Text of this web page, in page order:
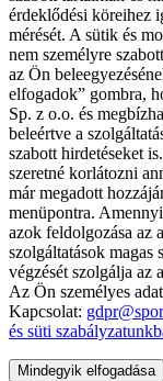
érdeklődési köreihez
mérését. A sütik és
nem személyre
az Ön
elfogadok” gombra,
Sp. z o.o. és
beleértve a
szabott hirdetéseket
szeretné korlátozni
már megadott
menüpontra.
azok feldolgozása az
szolgáltatások magas
végzését szolgálja az
Az Ön személyes
Kapcsolat:
és süti
Mindegyik elfogadása